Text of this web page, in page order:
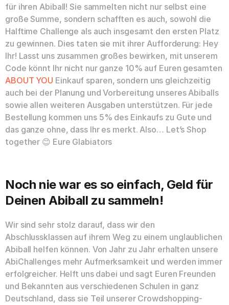
für ihren Abiball! Sie sammelten nicht nur selbst eine
große Summe, sondern schafften es auch, sowohl die
Halftime Challenge als auch insgesamt den ersten Platz
zu gewinnen. Dies taten sie mit ihrer Aufforderung: Hey
Ihr! Lasst uns zusammen großes bewirken, mit unserem
Code könnt Ihr nicht nur ganze 10% auf Euren gesamten
ABOUT YOU Einkauf sparen, sondern uns gleichzeitig
auch bei der Planung und Vorbereitung unseres Abiballs
sowie allen weiteren Ausgaben unterstützen. Für jede
Bestellung kommen uns 5% des Einkaufs zu Gute und
das ganze ohne, dass Ihr es merkt. Also… Let’s Shop
together 😊 Eure Glabiators
Noch nie war es so einfach, Geld für
Deinen Abiball zu sammeln!
Wir sind sehr stolz darauf, dass wir den
Abschlussklassen auf ihrem Weg zu einem unglaublichen
Abiball helfen können. Von Jahr zu Jahr erhalten unsere
AbiChallenges mehr Aufmerksamkeit und werden immer
erfolgreicher. Helft uns dabei und sagt Euren Freunden
und Bekannten aus verschiedenen Schulen in ganz
Deutschland, dass sie Teil unserer Crowdshopping-